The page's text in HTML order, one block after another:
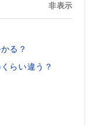
非表示
る？
らい違う？